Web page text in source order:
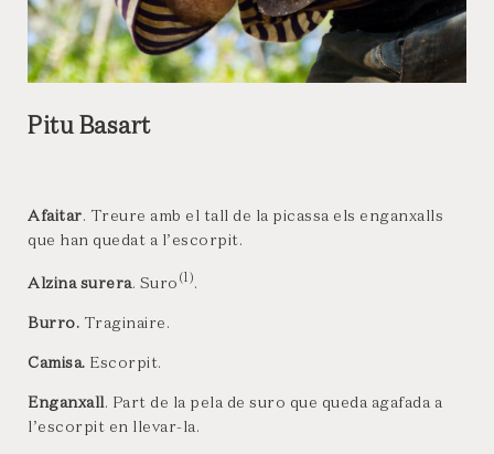
Pitu Basart
Afaitar. Treure amb el tall de la picassa els enganxalls
que han quedat a l’escorpit.
Alzina surera. Suro (1).
Burro. Traginaire.
Camisa. Escorpit.
Enganxall. Part de la pela de suro que queda agafada a
l’escorpit en llevar-la.